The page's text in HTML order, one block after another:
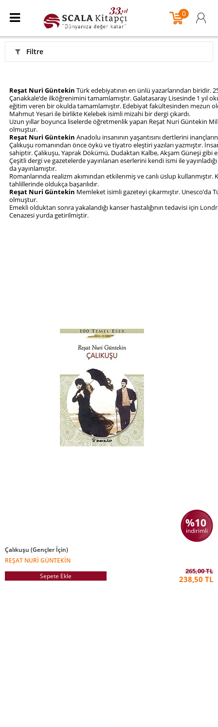
0
Filtre
Reşat Nuri Güntekin Türk edebiyatının en ünlü yazarlarından biridir.
Çanakkale’de ilköğrenimini tamamlamıştır. Galatasaray Lisesinde 1 yıl
eğitim veren bir okulda tamamlamıştır. Edebiyat fakültesinden mezun
Mahmut Yesari ile birlikte Kelebek isimli mizahi bir dergi çıkardı.
Uzun yıllar boyunca liselerde öğretmenlik yapan Reşat Nuri Güntekin
olmuştur.
Reşat Nuri Güntekin Anadolu insanının yaşantısını dertlerini
Çalıkuşu romanından önce öykü ve tiyatro eleştiri yazıları yazmıştır.
sahiptir. Çalıkuşu, Yaprak Dökümü, Dudaktan Kalbe, Akşam Güneşi gibi
Çeşitli dergi ve gazetelerde yayınlanan eserlerini kendi ismi ile
da yayınlamıştır.
Romanlarında realizm akımından etkilenmiş ve canlı üslup
tahlillerinde oldukça başarılıdır.
Reşat Nuri Güntekin Memleket isimli gazeteyi çıkarmıştır.
olmuştur.
Emekli olduktan sonra yakalandığı kanser hastalığının tedavisi için
Cenazesi yurda getirilmiştir.
%10
indirimli
Çalıkuşu (Gençler İçin)
REŞAT NURI GÜNTEKIN
Sepete Ekle
265,00 TL
238,50 TL